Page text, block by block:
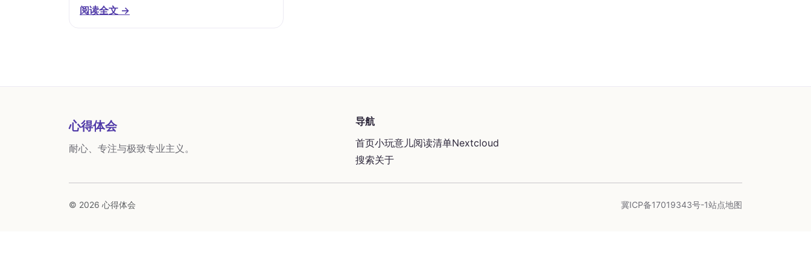
阅读全文 →
心得体会
耐心、专注与极致专业主义。
导航
首页小玩意儿阅读清单Nextcloud
搜索关于
© 2026 心得体会 冀ICP备17019343号-1站点地图